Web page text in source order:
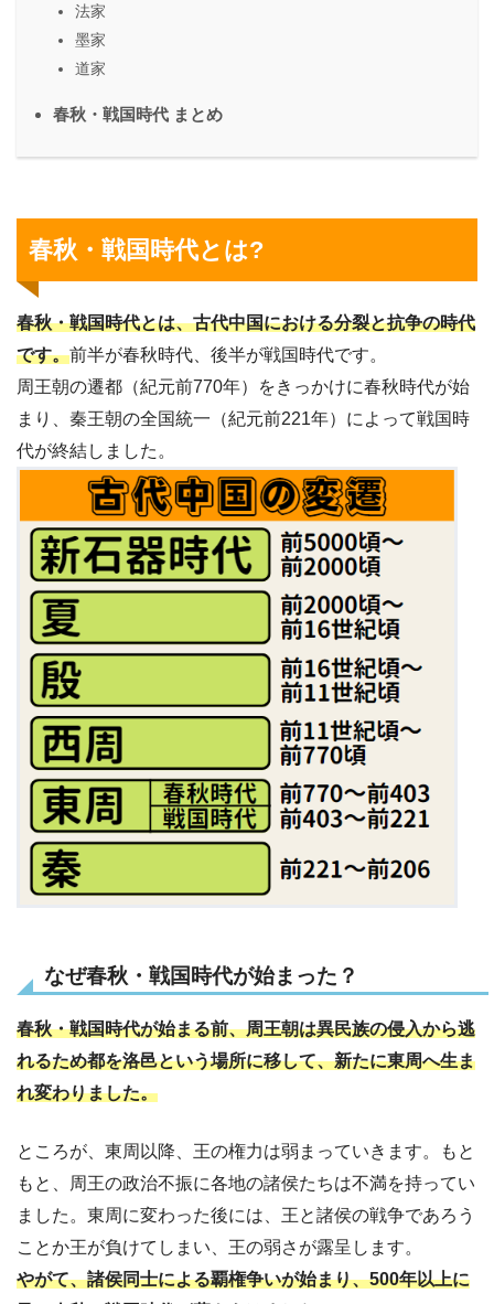
法家
墨家
道家
春秋・戦国時代 まとめ
春秋・戦国時代とは?
春秋・戦国時代とは、古代中国における分裂と抗争の時代
です。前半が春秋時代、後半が戦国時代です。
周王朝の遷都（紀元前770年）をきっかけに春秋時代が始
まり、秦王朝の全国統一（紀元前221年）によって戦国時
代が終結しました。
なぜ春秋・戦国時代が始まった？
春秋・戦国時代が始まる前、周王朝は異民族の侵入から逃
れるため都を洛邑という場所に移して、新たに東周へ生ま
れ変わりました。
ところが、東周以降、王の権力は弱まっていきます。もと
もと、周王の政治不振に各地の諸侯たちは不満を持ってい
ました。東周に変わった後には、王と諸侯の戦争であろう
ことか王が負けてしまい、王の弱さが露呈します。
やがて、諸侯同士による覇権争いが始まり、500年以上に